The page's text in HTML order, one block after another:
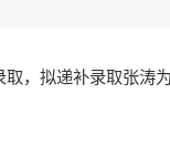
取，拟递补录取张涛